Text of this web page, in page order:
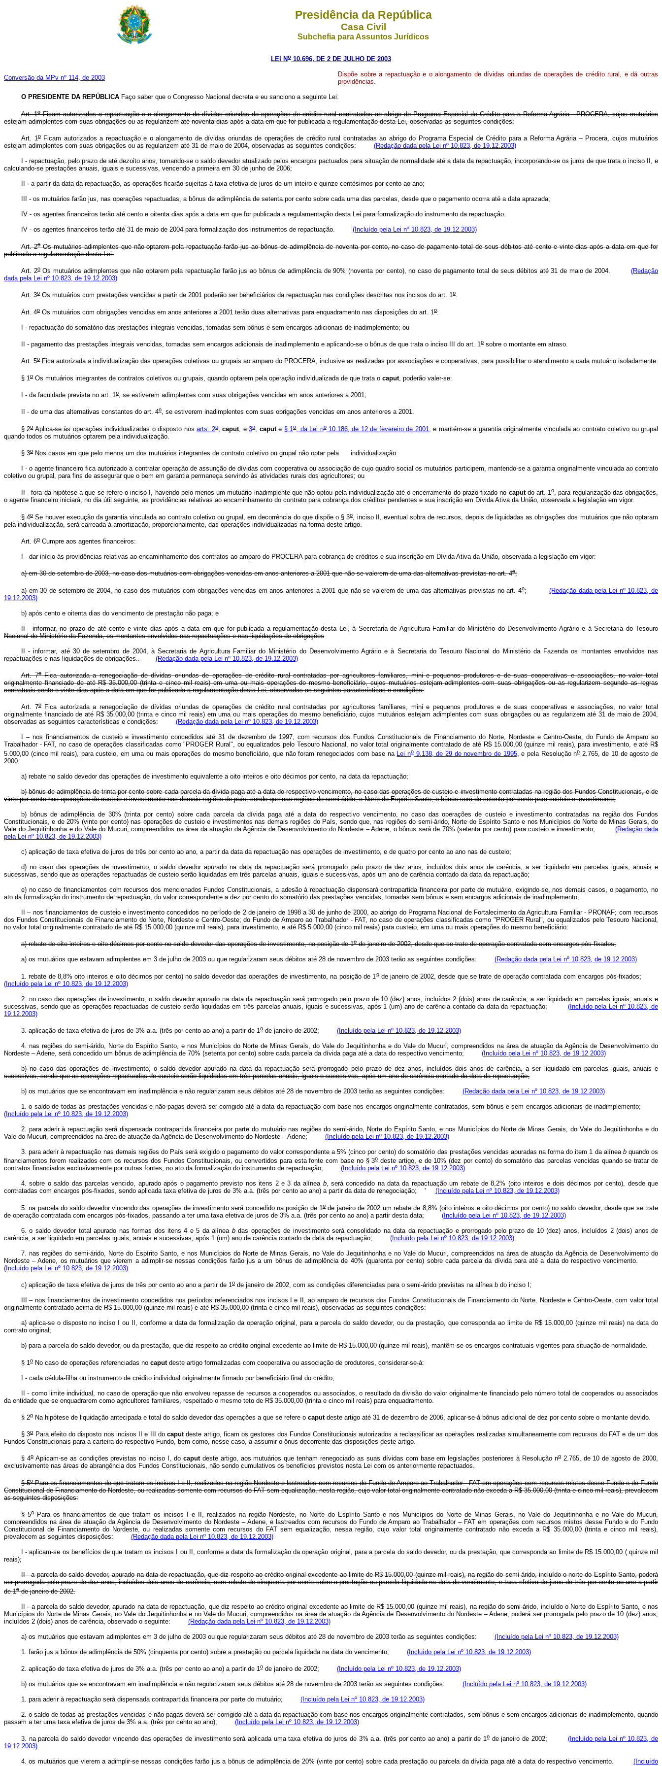
Presidência da República
Casa Civil
Subchefia para Assuntos Jurídicos
LEI No 10.696, DE 2 DE JULHO DE 2003
Conversão da MPv nº 114, de 2003
Dispõe sobre a repactuação e o alongamento de dívidas oriundas de operações de crédito rural, e dá outras
providências.
O PRESIDENTE DA REPÚBLICA Faço saber que o Congresso Nacional decreta e eu sanciono a seguinte Lei:
Art. 1oFicam autorizados a repactuação e o alongamento de dívidas oriundas de operações de crédito rural contratadas ao abrigo do Programa Especial de Crédito para a Reforma Agrária - PROCERA, cujos mutuários
estejam adimplentes com suas obrigações ou as regularizem até noventa dias após a data em que for publicada a regulamentação desta Lei, observadas as seguintes condições:
Art. 1oFicam autorizados a repactuação e o alongamento de dívidas oriundas de operações de crédito rural contratadas ao abrigo do Programa Especial de Crédito para a Reforma Agrária – Procera, cujos mutuários
estejam adimplentes com suas obrigações ou as regularizem até 31 de maio de 2004, observadas as seguintes condições: (Redação dada pela Lei nº 10.823, de 19.12.2003)
I - repactuação, pelo prazo de até dezoito anos, tomando-se o saldo devedor atualizado pelos encargos pactuados para situação de normalidade até a data da repactuação, incorporando-se os juros de que trata o inciso II, e
calculando-se prestações anuais, iguais e sucessivas, vencendo a primeira em 30 de junho de 2006;
II - a partir da data da repactuação, as operações ficarão sujeitas à taxa efetiva de juros de um inteiro e quinze centésimos por cento ao ano;
III - os mutuários farão jus, nas operações repactuadas, a bônus de adimplência de setenta por cento sobre cada uma das parcelas, desde que o pagamento ocorra até a data aprazada;
IV - os agentes financeiros terão até cento e oitenta dias após a data em que for publicada a regulamentação desta Lei para formalização do instrumento da repactuação.
IV - os agentes financeiros terão até 31 de maio de 2004 para formalização dos instrumentos de repactuação. (Incluído pela Lei nº 10.823, de 19.12.2003)
Art. 2oOs mutuários adimplentes que não optarem pela repactuação farão jus ao bônus de adimplência de noventa por cento, no caso de pagamento total de seus débitos até cento e vinte dias após a data em que for
publicada a regulamentação desta Lei.
Art. 2oOs mutuários adimplentes que não optarem pela repactuação farão jus ao bônus de adimplência de 90% (noventa por cento), no caso de pagamento total de seus débitos até 31 de maio de 2004.(Redação
dada pela Lei nº 10.823, de 19.12.2003)
Art. 3o Os mutuários com prestações vencidas a partir de 2001 poderão ser beneficiários da repactuação nas condições descritas nos incisos do art. 1o.
Art. 4o Os mutuários com obrigações vencidas em anos anteriores a 2001 terão duas alternativas para enquadramento nas disposições do art. 1o:
I - repactuação do somatório das prestações integrais vencidas, tomadas sem bônus e sem encargos adicionais de inadimplemento; ou
II - pagamento das prestações integrais vencidas, tomadas sem encargos adicionais de inadimplemento e aplicando-se o bônus de que trata o inciso III do art. 1 o sobre o montante em atraso.
Art. 5o Fica autorizada a individualização das operações coletivas ou grupais ao amparo do PROCERA, inclusive as realizadas por associações e cooperativas, para possibilitar o atendimento a cada mutuário isoladamente.
§ 1o Os mutuários integrantes de contratos coletivos ou grupais, quando optarem pela operação individualizada de que trata o caput, poderão valer-se:
I - da faculdade prevista no art. 1 o , se estiverem adimplentes com suas obrigações vencidas em anos anteriores a 2001;
II - de uma das alternativas constantes do art. 4o, se estiverem inadimplentes com suas obrigações vencidas em anos anteriores a 2001.
§ 2oAplica-se às operações individualizadas o disposto nosarts. 2o, caput, e3o, capute § 1o, da Lei no10.186, de 12 de fevereiro de 2001
, e mantém-se a garantia originalmente vinculada ao contrato coletivo ou grupal
quando todos os mutuários optarem pela individualização.
§ 3o Nos casos em que pelo menos um dos mutuários integrantes de contrato coletivo ou grupal não optar pela individualização:
I - o agente financeiro fica autorizado a contratar operação de assunção de dívidas com cooperativa ou associação de cujo quadro social os mutuários participem, mantendo-se a garantia originalmente vinculada ao contrato
coletivo ou grupal, para fins de assegurar que o bem em garantia permaneça servindo às atividades rurais dos agricultores; ou
II - fora da hipótese a que se refere o inciso I, havendo pelo menos um mutuário inadimplente que não optou pela individualização até o encerramento do prazo fixado no caputdo art. 1o, para regularização das obrigações,
o agente financeiro iniciará, no dia útil seguinte, as providências relativas ao encaminhamento do contrato para cobrança dos créditos pendentes e sua inscrição em Dívida Ativa da União, observada a legislação em vigor.
§ 4oSe houver execução da garantia vinculada ao contrato coletivo ou grupal, em decorrência do que dispõe o § 3o, inciso II, eventual sobra de recursos, depois de liquidadas as obrigações dos mutuários que não optaram
pela individualização, será carreada à amortização, proporcionalmente, das operações individualizadas na forma deste artigo.
Art. 6o Cumpre aos agentes financeiros:
I - dar início às providências relativas ao encaminhamento dos contratos ao amparo do PROCERA para cobrança de créditos e sua inscrição em Dívida Ativa da União, observada a legislação em vigor:
a) em 30 de setembro de 2003, no caso dos mutuários com obrigações vencidas em anos anteriores a 2001 que não se valerem de uma das alternativas previstas no art. 4o;
a) em 30 de setembro de 2004, no caso dos mutuários com obrigações vencidas em anos anteriores a 2001 que não se valerem de uma das alternativas previstas no art. 4o;(Redação dada pela Lei nº 10.823, de
19.12.2003)
b) após cento e oitenta dias do vencimento de prestação não paga; e
II - informar, no prazo de até cento e vinte dias após a data em que for publicada a regulamentação desta Lei, à Secretaria de Agricultura Familiar do Ministério do Desenvolvimento Agrário e à Secretaria do Tesouro
Nacional do Ministério da Fazenda, os montantes envolvidos nas repactuações e nas liquidações de obrigações
II - informar, até 30 de setembro de 2004, à Secretaria de Agricultura Familiar do Ministério do Desenvolvimento Agrário e à Secretaria do Tesouro Nacional do Ministério da Fazenda os montantes envolvidos nas
repactuações e nas liquidações de obrigações.
(Redação dada pela Lei nº 10.823, de 19.12.2003)
Art. 7oFica autorizada a renegociação de dívidas oriundas de operações de crédito rural contratadas por agricultores familiares, mini e pequenos produtores e de suas cooperativas e associações, no valor total
originalmente financiado de até R$ 35.000,00 (trinta e cinco mil reais) em uma ou mais operações do mesmo beneficiário, cujos mutuários estejam adimplentes com suas obrigações ou as regularizem segundo as regras
contratuais cento e vinte dias após a data em que for publicada a regulamentação desta Lei, observadas as seguintes características e condições:
Art. 7oFica autorizada a renegociação de dívidas oriundas de operações de crédito rural contratadas por agricultores familiares, mini e pequenos produtores e de suas cooperativas e associações, no valor total
originalmente financiado de até R$ 35.000,00 (trinta e cinco mil reais) em uma ou mais operações do mesmo beneficiário, cujos mutuários estejam adimplentes com suas obrigações ou as regularizem até 31 de maio de 2004,
observadas as seguintes características e condições: (Redação dada pela Lei nº 10.823, de 19.12.2003)
I – nos financiamentos de custeio e investimento concedidos até 31 de dezembro de 1997, com recursos dos Fundos Constitucionais de Financiamento do Norte, Nordeste e Centro-Oeste, do Fundo de Amparo ao
Trabalhador - FAT, no caso de operações classificadas como "PROGER Rural", ou equalizados pelo Tesouro Nacional, no valor total originalmente contratado de até R$ 15.000,00 (quinze mil reais), para investimento, e até R$
5.000,00 (cinco mil reais), para custeio, em uma ou mais operações do mesmo beneficiário, que não foram renegociados com base na
Lei no9.138, de 29 de novembro de 1995, e pela Resolução no2.765, de 10 de agosto de
2000:
a) rebate no saldo devedor das operações de investimento equivalente a oito inteiros e oito décimos por cento, na data da repactuação;
b) bônus de adimplência de trinta por cento sobre cada parcela da dívida paga até a data do respectivo vencimento, no caso das operações de custeio e investimento contratadas na região dos Fundos Constitucionais, e de
vinte por cento nas operações de custeio e investimento nas demais regiões do país, sendo que nas regiões do semi-árido, e Norte do Espírito Santo, o bônus será de setenta por cento para custeio e investimento;
b) bônus de adimplência de 30% (trinta por cento) sobre cada parcela da dívida paga até a data do respectivo vencimento, no caso das operações de custeio e investimento contratadas na região dos Fundos
Constitucionais, e de 20% (vinte por cento) nas operações de custeio e investimentos nas demais regiões do País, sendo que, nas regiões do semi-árido, Norte do Espírito Santo e nos Municípios do Norte de Minas Gerais, do
Vale do Jequitinhonha e do Vale do Mucuri, compreendidos na área da atuação da Agência de Desenvolvimento do Nordeste – Adene, o bônus será de 70% (setenta por cento) para custeio e investimento; (Redação dada
pela Lei nº 10.823, de 19.12.2003)
c) aplicação de taxa efetiva de juros de três por cento ao ano, a partir da data da repactuação nas operações de investimento, e de quatro por cento ao ano nas de custeio;
d) no caso das operações de investimento, o saldo devedor apurado na data da repactuação será prorrogado pelo prazo de dez anos, incluídos dois anos de carência, a ser liquidado em parcelas iguais, anuais e
sucessivas, sendo que as operações repactuadas de custeio serão liquidadas em três parcelas anuais, iguais e sucessivas, após um ano de carência contado da data da repactuação;
e) no caso de financiamentos com recursos dos mencionados Fundos Constitucionais, a adesão à repactuação dispensará contrapartida financeira por parte do mutuário, exigindo-se, nos demais casos, o pagamento, no
ato da formalização do instrumento de repactuação, do valor correspondente a dez por cento do somatório das prestações vencidas, tomadas sem bônus e sem encargos adicionais de inadimplemento;
II – nos financiamentos de custeio e investimento concedidos no período de 2 de janeiro de 1998 a 30 de junho de 2000, ao abrigo do Programa Nacional de Fortalecimento da Agricultura Familiar - PRONAF; com recursos
dos Fundos Constitucionais de Financiamento do Norte, Nordeste e Centro-Oeste; do Fundo de Amparo ao Trabalhador - FAT, no caso de operações classificadas como "PROGER Rural", ou equalizados pelo Tesouro Nacional,
no valor total originalmente contratado de até R$ 15.000,00 (quinze mil reais), para investimento, e até R$ 5.000,00 (cinco mil reais) para custeio, em uma ou mais operações do mesmo beneficiário:
a) rebate de oito inteiros e oito décimos por cento no saldo devedor das operações de investimento, na posição de 1ode janeiro de 2002, desde que se trate de operação contratada com encargos pós-fixados;
a) os mutuários que estavam adimplentes em 3 de julho de 2003 ou que regularizaram seus débitos até 28 de novembro de 2003 terão as seguintes condições: (Redação dada pela Lei nº 10.823, de 19.12.2003)
1. rebate de 8,8% oito inteiros e oito décimos por cento) no saldo devedor das operações de investimento, na posição de 1ode janeiro de 2002, desde que se trate de operação contratada com encargos pós-fixados;
(Incluído pela Lei nº 10.823, de 19.12.2003)
2. no caso das operações de investimento, o saldo devedor apurado na data da repactuação será prorrogado pelo prazo de 10 (dez) anos, incluídos 2 (dois) anos de carência, a ser liquidado em parcelas iguais, anuais e
sucessivas, sendo que as operações repactuadas de custeio serão liquidadas em três parcelas anuais, iguais e sucessivas, após 1 (um) ano de carência contado da data da repactuação; (Incluído pela Lei nº 10.823, de
19.12.2003)
3. aplicação de taxa efetiva de juros de 3% a.a. (três por cento ao ano) a partir de 1 o de janeiro de 2002; (Incluído pela Lei nº 10.823, de 19.12.2003)
4. nas regiões do semi-árido, Norte do Espírito Santo, e nos Municípios do Norte de Minas Gerais, do Vale do Jequitinhonha e do Vale do Mucuri, compreendidos na área de atuação da Agência de Desenvolvimento do
Nordeste – Adene, será concedido um bônus de adimplência de 70% (setenta por cento) sobre cada parcela da dívida paga até a data do respectivo vencimento; (Incluído pela Lei nº 10.823, de 19.12.2003)
b) no caso das operações de investimento, o saldo devedor apurado na data da repactuação será prorrogado pelo prazo de dez anos, incluídos dois anos de carência, a ser liquidado em parcelas iguais, anuais e
sucessivas, sendo que as operações repactuadas de custeio serão liquidadas em três parcelas anuais, iguais e sucessivas, após um ano de carência contado da data da repactuação;
b) os mutuários que se encontravam em inadimplência e não regularizaram seus débitos até 28 de novembro de 2003 terão as seguintes condições: (Redação dada pela Lei nº 10.823, de 19.12.2003)
1. o saldo de todas as prestações vencidas e não-pagas deverá ser corrigido até a data da repactuação com base nos encargos originalmente contratados, sem bônus e sem encargos adicionais de inadimplemento;
(Incluído pela Lei nº 10.823, de 19.12.2003)
2. para aderir à repactuação será dispensada contrapartida financeira por parte do mutuário nas regiões do semi-árido, Norte do Espírito Santo, e nos Municípios do Norte de Minas Gerais, do Vale do Jequitinhonha e do
Vale do Mucuri, compreendidos na área de atuação da Agência de Desenvolvimento do Nordeste – Adene; (Incluído pela Lei nº 10.823, de 19.12.2003)
3. para aderir à repactuação nas demais regiões do País será exigido o pagamento do valor correspondente a 5% (cinco por cento) do somatório das prestações vencidas apuradas na forma do item 1 da alínea bquando os
financiamentos forem realizados com os recursos dos Fundos Constitucionais, ou convertidos para esta fonte com base no § 3odeste artigo, e de 10% (dez por cento) do somatório das parcelas vencidas quando se tratar de
contratos financiados exclusivamente por outras fontes, no ato da formalização do instrumento de repactuação; (Incluído pela Lei nº 10.823, de 19.12.2003)
4. sobre o saldo das parcelas vencido, apurado após o pagamento previsto nos itens 2 e 3 da alínea b, será concedido na data da repactuação um rebate de 8,2% (oito inteiros e dois décimos por cento), desde que
contratadas com encargos pós-fixados, sendo aplicada taxa efetiva de juros de 3% a.a. (três por cento ao ano) a partir da data de renegociação; ' (Incluído pela Lei nº 10.823, de 19.12.2003)
5. na parcela do saldo devedor vincendo das operações de investimento será concedido na posição de 1o de janeiro de 2002 um rebate de 8,8% (oito inteiros e oito décimos por cento) no saldo devedor, desde que se trate
de operação contratada com encargos pós-fixados, passando a ter uma taxa efetiva de juros de 3% a.a. (três por cento ao ano) a partir desta data; (Incluído pela Lei nº 10.823, de 19.12.2003)
6. o saldo devedor total apurado nas formas dos itens 4 e 5 da alínea bdas operações de investimento será consolidado na data da repactuação e prorrogado pelo prazo de 10 (dez) anos, incluídos 2 (dois) anos de
carência, a ser liquidado em parcelas iguais, anuais e sucessivas, após 1 (um) ano de carência contado da data da repactuação; (Incluído pela Lei nº 10.823, de 19.12.2003)
7. nas regiões do semi-árido, Norte do Espírito Santo, e nos Municípios do Norte de Minas Gerais, no Vale do Jequitinhonha e no Vale do Mucuri, compreendidos na área de atuação da Agência de Desenvolvimento do
Nordeste – Adene, os mutuários que vierem a adimplir-se nessas condições farão jus a um bônus de adimplência de 40% (quarenta por cento) sobre cada parcela da dívida para até a data do respectivo vencimento.
(Incluído pela Lei nº 10.823, de 19.12.2003)
c) aplicação de taxa efetiva de juros de três por cento ao ano a partir de 1o de janeiro de 2002, com as condições diferenciadas para o semi-árido previstas na alínea b do inciso I;
III – nos financiamentos de investimento concedidos nos períodos referenciados nos incisos I e II, ao amparo de recursos dos Fundos Constitucionais de Financiamento do Norte, Nordeste e Centro-Oeste, com valor total
originalmente contratado acima de R$ 15.000,00 (quinze mil reais) e até R$ 35.000,00 (trinta e cinco mil reais), observadas as seguintes condições:
a) aplica-se o disposto no inciso I ou II, conforme a data da formalização da operação original, para a parcela do saldo devedor, ou da prestação, que corresponda ao limite de R$ 15.000,00 (quinze mil reais) na data do
contrato original;
b) para a parcela do saldo devedor, ou da prestação, que diz respeito ao crédito original excedente ao limite de R$ 15.000,00 (quinze mil reais), mantêm-se os encargos contratuais vigentes para situação de normalidade.
§ 1o No caso de operações referenciadas no caputdeste artigo formalizadas com cooperativa ou associação de produtores, considerar-se-á:
I - cada cédula-filha ou instrumento de crédito individual originalmente firmado por beneficiário final do crédito;
II - como limite individual, no caso de operação que não envolveu repasse de recursos a cooperados ou associados, o resultado da divisão do valor originalmente financiado pelo número total de cooperados ou associados
da entidade que se enquadrarem como agricultores familiares, respeitado o mesmo teto de R$ 35.000,00 (trinta e cinco mil reais) para enquadramento.
§ 2o Na hipótese de liquidação antecipada e total do saldo devedor das operações a que se refere o caputdeste artigo até 31 de dezembro de 2006, aplicar-se-á bônus adicional de dez por cento sobre o montante devido.
§ 3oPara efeito do disposto nos incisos II e III docaputdeste artigo, ficam os gestores dos Fundos Constitucionais autorizados a reclassificar as operações realizadas simultaneamente com recursos do FAT e de um dos
Fundos Constitucionais para a carteira do respectivo Fundo, bem como, nesse caso, a assumir o ônus decorrente das disposições deste artigo.
§ 4oAplicam-se as condições previstas no inciso I, do caputdeste artigo, aos mutuários que tenham renegociado as suas dívidas com base em legislações posteriores à Resolução no2.765, de 10 de agosto de 2000,
exclusivamente nas áreas de abrangência dos Fundos Constitucionais, não sendo cumulativos os benefícios previstos nesta Lei com os anteriormente repactuados.
§ 5oPara os financiamentos de que tratam os incisos I e II, realizados na região Nordeste e lastreados com recursos do Fundo de Amparo ao Trabalhador - FAT em operações com recursos mistos desse Fundo e do Fundo
Constitucional de Financiamento do Nordeste, ou realizadas somente com recursos do FAT sem equalização, nesta região, cujo valor total originalmente contratado não exceda a R$ 35.000,00 (trinta e cinco mil reais), prevalecem
as seguintes disposições:
§ 5o
Para os financiamentos de que tratam os incisos I e II, realizados na região Nordeste, no Norte do Espírito Santo e nos Municípios do Norte de Minas Gerais, no Vale do Jequitinhonha e no Vale do Mucuri,
compreendidos na área de atuação da Agência de Desenvolvimento do Nordeste – Adene, e lastreados com recursos do Fundo de Amparo ao Trabalhador – FAT em operações com recursos mistos desse Fundo e do Fundo
Constitucional de Financiamento do Nordeste, ou realizadas somente com recursos do FAT sem equalização, nessa região, cujo valor total originalmente contratado não exceda a R$ 35.000,00 (trinta e cinco mil reais),
prevalecem as seguintes disposições: (Redação dada pela Lei nº 10.823, de 19.12.2003)
I - aplicam-se os benefícios de que tratam os incisos I ou II, conforme a data da formalização da operação original, para a parcela do saldo devedor, ou da prestação, que corresponda ao limite de R$ 15.000,00 ( quinze mil
reais);
II - a parcela do saldo devedor, apurado na data de repactuação, que diz respeito ao crédito original excedente ao limite de R$ 15.000,00 (quinze mil reais), na região do semi-árido, incluído o norte do Espírito Santo, poderá
ser prorrogada pelo prazo de dez anos, incluídos dois anos de carência, com rebate de cinqüenta por cento sobre a prestação ou parcela liquidada na data do vencimento, e taxa efetiva de juros de três por cento ao ano a partir
de 1ode janeiro de 2002.
II - a parcela do saldo devedor, apurado na data de repactuação, que diz respeito ao crédito original excedente ao limite de R$ 15.000,00 (quinze mil reais), na região do semi-árido, incluído o Norte do Espírito Santo, e nos
Municípios do Norte de Minas Gerais, no Vale do Jequitinhonha e no Vale do Mucuri, compreendidos na área de atuação da Agência de Desenvolvimento do Nordeste – Adene, poderá ser prorrogada pelo prazo de 10 (dez) anos,
incluídos 2 (dois) anos de carência, observado o seguinte: (Redação dada pela Lei nº 10.823, de 19.12.2003)
a) os mutuários que estavam adimplentes em 3 de julho de 2003 ou que regularizaram seus débitos até 28 de novembro de 2003 terão as seguintes condições: (Incluído pela Lei nº 10.823, de 19.12.2003)
1. farão jus a bônus de adimplência de 50% (cinqüenta por cento) sobre a prestação ou parcela liquidada na data do vencimento; (Incluído pela Lei nº 10.823, de 19.12.2003)
2. aplicação de taxa efetiva de juros de 3% a.a. (três por cento ao ano) a partir de 1o de janeiro de 2002; (Incluído pela Lei nº 10.823, de 19.12.2003)
b) os mutuários que se encontravam em inadimplência e não regularizaram seus débitos até 28 de novembro de 2003 terão as seguintes condições: (Incluído pela Lei nº 10.823, de 19.12.2003)
1. para aderir à repactuação será dispensada contrapartida financeira por parte do mutuário; (Incluído pela Lei nº 10.823, de 19.12.2003)
2. o saldo de todas as prestações vencidas e não-pagas deverá ser corrigido até a data da repactuação com base nos encargos originalmente contratados, sem bônus e sem encargos adicionais de inadimplemento, quando
passam a ter uma taxa efetiva de juros de 3% a.a. (três por cento ao ano); (Incluído pela Lei nº 10.823, de 19.12.2003)
3. na parcela do saldo devedor vincendo das operações de investimento será aplicada uma taxa efetiva de juros de 3% a.a. (três por cento ao ano) a partir de 1ode janeiro de 2002; (Incluído pela Lei nº 10.823, de
19.12.2003)
4. os mutuários que vierem a adimplir-se nessas condições farão jus a bônus de adimplência de 20% (vinte por cento) sobre cada prestação ou parcela da dívida paga até a data do respectivo vencimento. (Incluído